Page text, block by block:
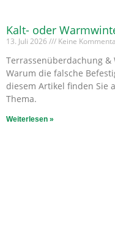
Kalt- oder
13. Juli 2026 Keine
Terrassenüberdachung &
Warum die falsche
diesem Artikel finden Sie
Thema.
Weiterlesen »